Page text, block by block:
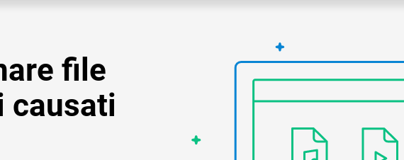
file
causati